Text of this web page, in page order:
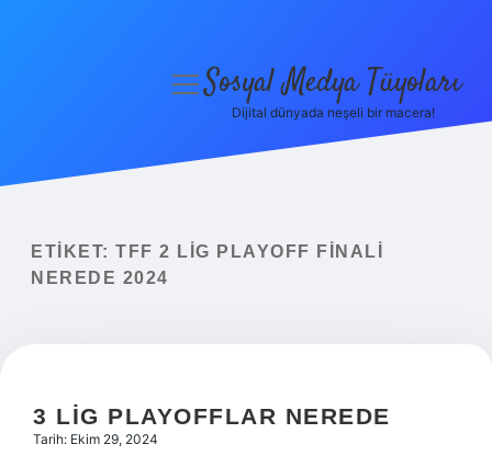
Yasal Uyarı
menüyüSosyal Medya Tüyoları
Dijital dünyada neşeli bir macera!
ETIKET: TFF 2 LIG PLAYOFF FINALI
NEREDE 2024
3 LIG PLAYOFFLAR NEREDE
Tarih: Ekim 29, 2024